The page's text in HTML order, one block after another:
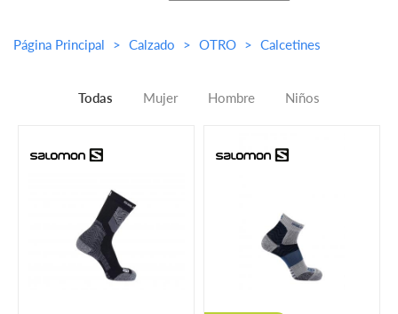
Página Principal Calzado OTRO Calcetines
Todas Mujer Hombre Niños